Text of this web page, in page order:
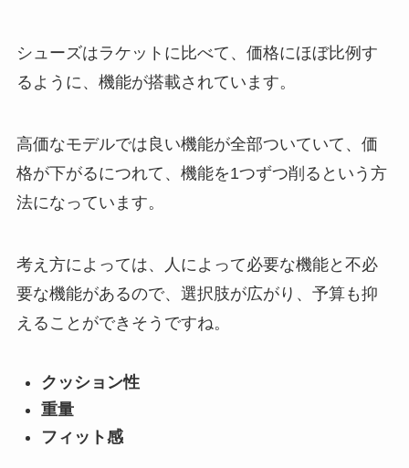
シューズはラケットに比べて、価格にほぼ比例す
るように、機能が搭載されています。
高価なモデルでは良い機能が全部ついていて、価
格が下がるにつれて、機能を1つずつ削るという方
法になっています。
考え方によっては、人によって必要な機能と不必
要な機能があるので、選択肢が広がり、予算も抑
えることができそうですね。
クッション性
重量
フィット感